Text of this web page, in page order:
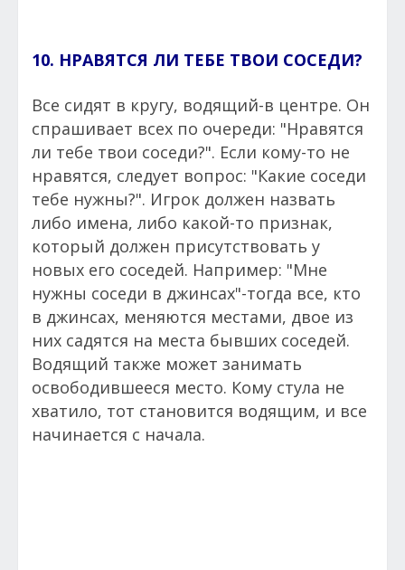
10. НРАВЯТСЯ ЛИ ТЕБЕ ТВОИ СОСЕДИ?
Все сидят в кругу, водящий-в центре. Он
спрашивает всех по очереди: "Нравятся
ли тебе твои соседи?". Если кому-то не
нравятся, следует вопрос: "Какие соседи
тебе нужны?". Игрок должен назвать
либо имена, либо какой-то признак,
который должен присутствовать у
новых его соседей. Например: "Мне
нужны соседи в джинсах"-тогда все, кто
в джинсах, меняются местами, двое из
них садятся на места бывших соседей.
Водящий также может занимать
освободившееся место. Кому стула не
хватило, тот становится водящим, и все
начинается с начала.